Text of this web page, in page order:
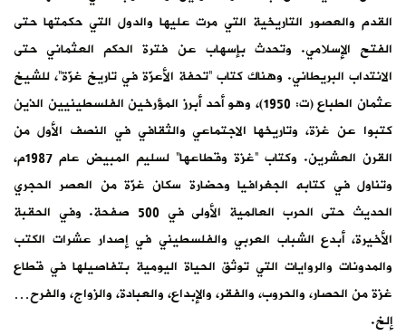
القدم والعصور التاريخية التي مرت عليها والدول التي حكمتها حتى
الفتح الإسلامي. وتحدث بإسهاب عن فترة الحكم العثماني حتى
الانتداب البريطاني. وهناك كتاب “تحفة الأعزّة في تاريخ غزّة”، للشيخ
عثمان الطباع (ت: 1950)، وهو أحد أبرز المؤرخين الفلسطينيين الذين
كتبوا عن غزة، وتاريخها الاجتماعي والثقافي في النصف الأول من
القرن العشرين. وكتاب “غزة وقطاعها” لسليم المبيض عام 1987م،
وتناول في كتابه الجغرافيا وحضارة سكان غزّة من العصر الحجري
الحديث حتى الحرب العالمية الأولى في 500 صفحة. وفي الحقبة
الأخيرة، أبدع الشباب العربي والفلسطيني في إصدار عشرات الكتب
والمدونات والروايات التي توثق الحياة اليومية بتفاصيلها في قطاع
غزة من الحصار، والحروب، والفقر، والإبداع، والعبادة، والزواج، والفرح…
إلخ.